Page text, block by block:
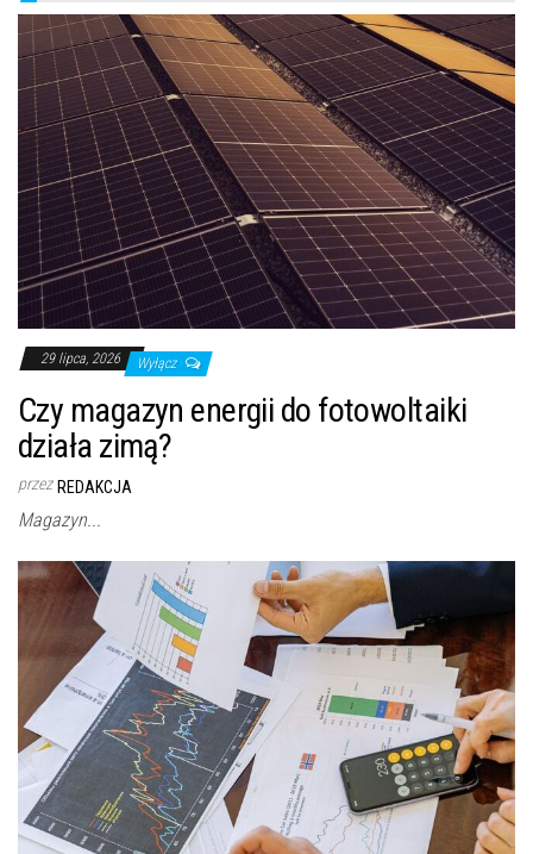
29 lipca, 2026 Wyłącz
Czy magazyn energii do fotowoltaiki
działa zimą?
przez REDAKCJA
Magazyn...